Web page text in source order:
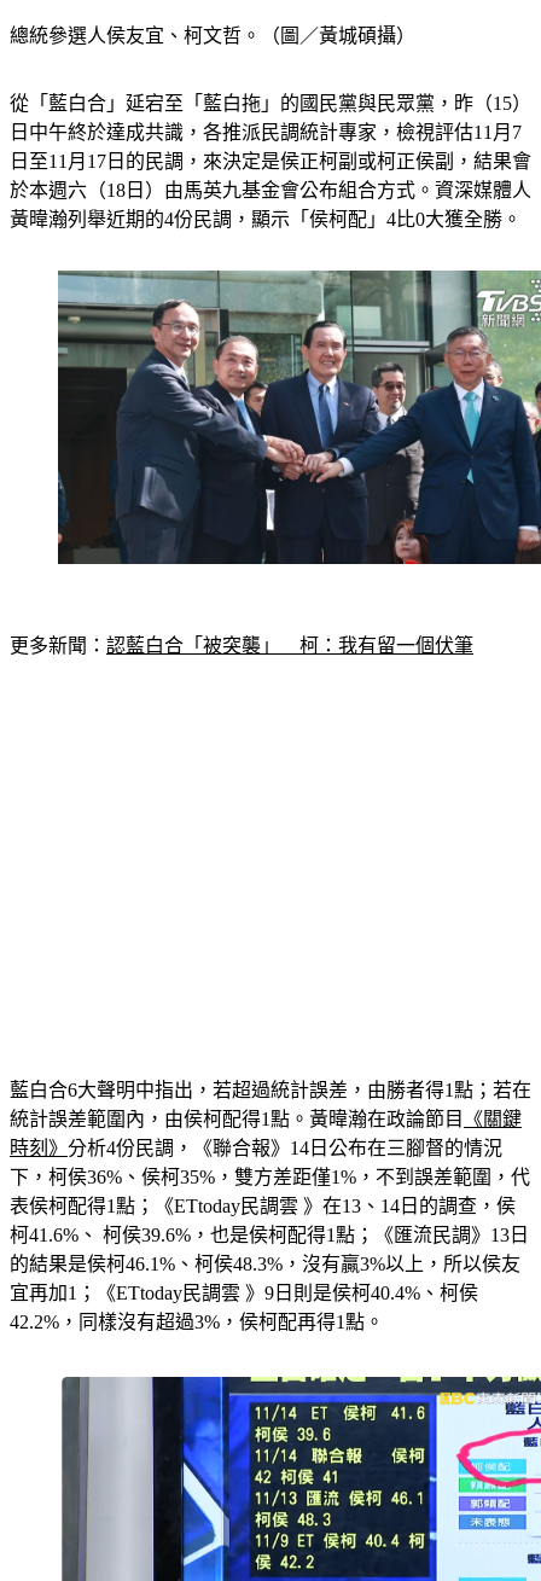
日中午終於達成共識，各推派民調統計專家，檢視評估11月7
日至11月17日的民調，來決定是侯正柯副或柯正侯副，結果會
於本週六（18日）由馬英九基金會公布組合方式。資深媒體人
黃暐瀚列舉近期的4份民調，顯示「侯柯配」4比0大獲全勝。
統計誤差範圍內，由侯柯配得1點。黃暐瀚在政論節目《關鍵
時刻》分析4份民調，《聯合報》14日公布在三腳督的情況
下，柯侯36%、侯柯35%，雙方差距僅1%，不到誤差範圍，代
表侯柯配得1點；《ETtoday民調雲 》在13、14日的調查，侯
柯41.6%、 柯侯39.6%，也是侯柯配得1點；《匯流民調》13日
的結果是侯柯46.1%、柯侯48.3%，沒有贏3%以上，所以侯友
宜再加1；《ETtoday民調雲 》9日則是侯柯40.4%、柯侯
42.2%，同樣沒有超過3%，侯柯配再得1點。